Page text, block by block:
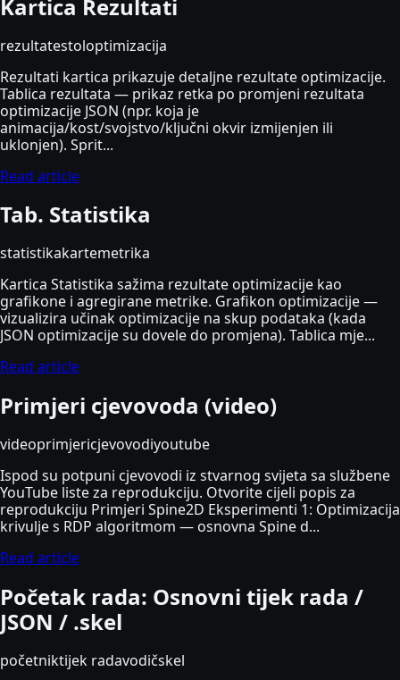
Kartica Rezultati
rezultatestoloptimizacija
Rezultati kartica prikazuje detaljne rezultate optimizacije.
Tablica rezultata — prikaz retka po promjeni rezultata
optimizacije JSON (npr. koja je
animacija/kost/svojstvo/ključni okvir izmijenjen ili
uklonjen). Sprit...
Read article
Tab. Statistika
statistikakartemetrika
Kartica Statistika sažima rezultate optimizacije kao
grafikone i agregirane metrike. Grafikon optimizacije —
vizualizira učinak optimizacije na skup podataka (kada
JSON optimizacije su dovele do promjena). Tablica mje...
Read article
Primjeri cjevovoda (video)
videoprimjericjevovodiyoutube
Ispod su potpuni cjevovodi iz stvarnog svijeta sa službene
YouTube liste za reprodukciju. Otvorite cijeli popis za
reprodukciju Primjeri Spine2D Eksperimenti 1: Optimizacija
krivulje s RDP algoritmom — osnovna Spine d...
Read article
Početak rada: Osnovni tijek rada /
JSON / .skel
početniktijek radavodičskel